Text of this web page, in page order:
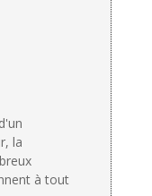
la
à tout